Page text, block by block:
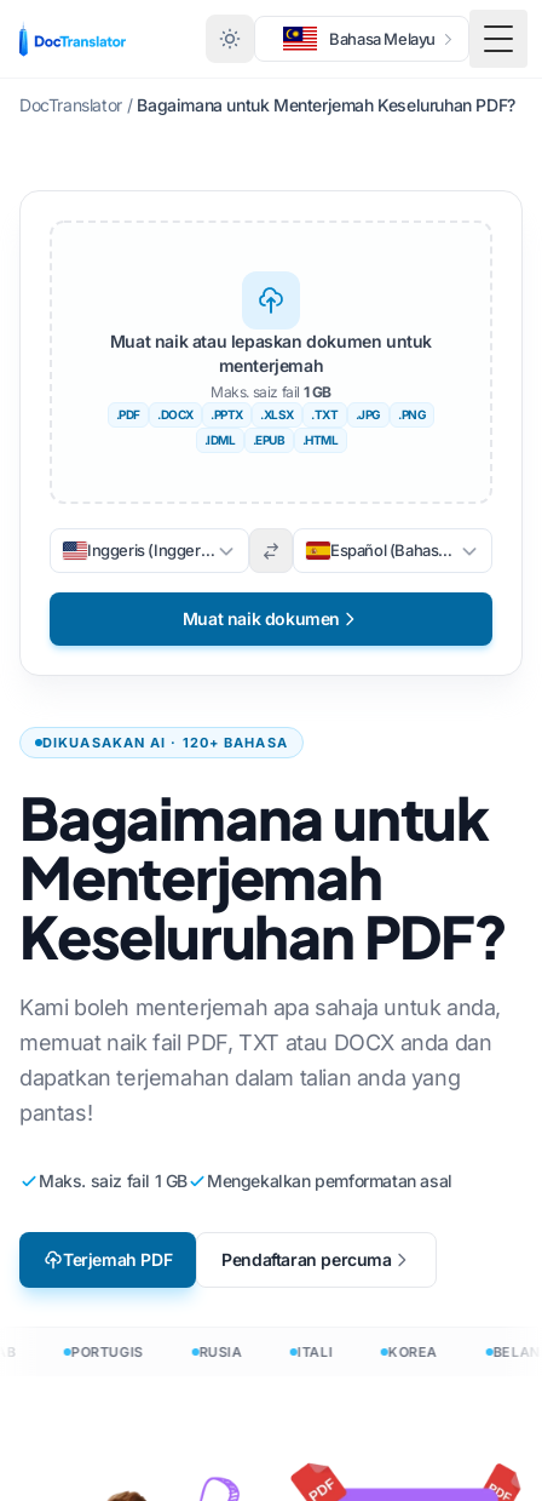
Bahasa Melayu
DocTranslator / Bagaimana untuk Menterjemah Keseluruhan PDF?
DIKUASAKAN AI · 120+ BAHASA
Bagaimana untuk
Menterjemah
Keseluruhan PDF?
Kami boleh menterjemah apa sahaja untuk anda,
memuat naik fail PDF, TXT atau DOCX anda dan
dapatkan terjemahan dalam talian anda yang
pantas!
Maks. saiz fail 1 GB Mengekalkan pemformatan asal
Terjemah PDF Pendaftaran percuma
Muat naik atau lepaskan dokumen untuk
menterjemah
Maks. saiz fail 1 GB
.PDF .DOCX .PPTX .XLSX .TXT .JPG
.PNG
.IDML
.EPUB .HTML
Inggeris (Inggeris) Español (Bahasa Sepanyol)
Muat naik dokumen
PORTUGIS RUSIA ITALI KOREA